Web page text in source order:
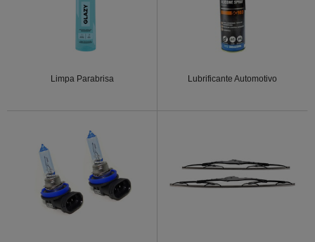
Limpa Parabrisa Lubrificante Automotivo